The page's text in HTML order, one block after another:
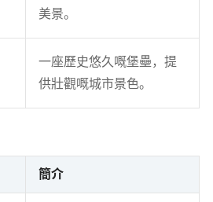
美景。
一座歷史悠久嘅堡壘，提
供壯觀嘅城市景色。
簡介